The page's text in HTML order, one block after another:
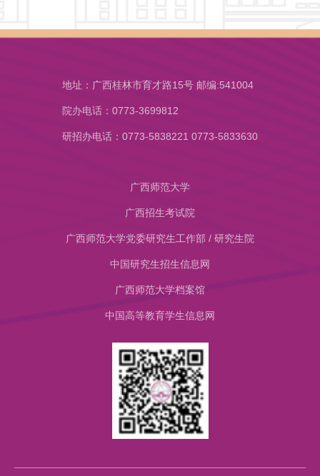
地址：广西桂林市育才路15号 邮编:541004
院办电话：0773-3699812
研招办电话：0773-5838221 0773-5833630
广西师范大学
广西招生考试院
广西师范大学党委研究生工作部 / 研究生院
中国研究生招生信息网
​广西师范大学档案馆
中国高等教育学生信息网